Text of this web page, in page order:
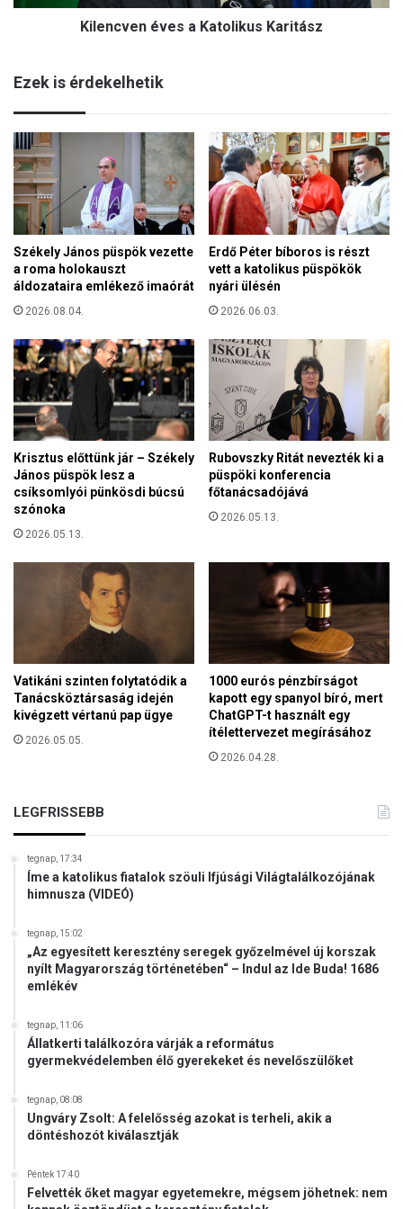
s
t
á
m
o
g
a
á
s
n
s
a
t
o
l
k
u
s
K
a
i
t
s
z
Kilencven éves a Katolikus Karitász
Ezek is érdekelhetik
Székely János püspök vezette
a roma holokauszt
áldozataira emlékező imaórát
2026.08.04.
Erdő Péter bíboros is részt
vett a katolikus püspökök
nyári ülésén
2026.06.03.
Krisztus előttünk jár – Székely
János püspök lesz a
csíksomlyói pünkösdi búcsú
szónoka
2026.05.13.
Rubovszky Ritát nevezték ki a
püspöki konferencia
főtanácsadójává
2026.05.13.
Vatikáni szinten folytatódik a
Tanácsköztársaság idején
kivégzett vértanú pap ügye
2026.05.05.
1000 eurós pénzbírságot
kapott egy spanyol bíró, mert
ChatGPT-t használt egy
ítélettervezet megírásához
2026.04.28.
LEGFRISSEBB
tegnap, 17:34
Íme a katolikus fiatalok szöuli Ifjúsági Világtalálkozójának
himnusza (VIDEÓ)
tegnap, 15:02
„Az egyesített keresztény seregek győzelmével új korszak
nyílt Magyarország történetében“ – Indul az Ide Buda! 1686
emlékév
tegnap, 11:06
Állatkerti találkozóra várják a református
gyermekvédelemben élő gyerekeket és nevelőszülőket
tegnap, 08:08
Ungváry Zsolt: A felelősség azokat is terheli, akik a
döntéshozót kiválasztják
Péntek 17:40
Felvették őket magyar egyetemekre, mégsem jöhetnek: nem